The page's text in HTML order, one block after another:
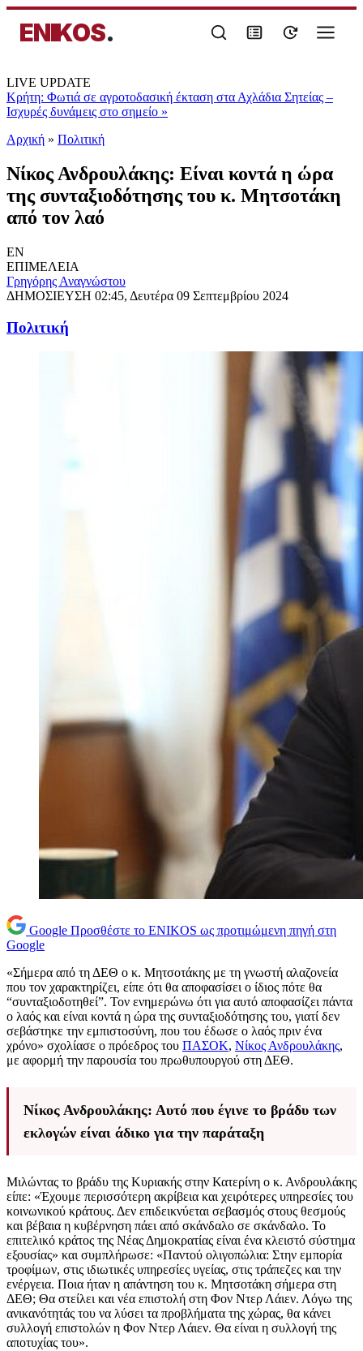
ENIKOS.
LIVE UPDATE
Κρήτη: Φωτιά σε αγροτοδασική έκταση στα Αχλάδια Σητείας –
Ισχυρές δυνάμεις στο σημείο »
Αρχική » Πολιτική
Νίκος Ανδρουλάκης: Είναι κοντά η ώρα
της συνταξιοδότησης του κ. Μητσοτάκη
από τον λαό
EN
ΕΠΙΜΕΛΕΙΑ
Γρηγόρης Αναγνώστου
ΔΗΜΟΣΙΕΥΣΗ 02:45, Δευτέρα 09 Σεπτεμβρίου 2024
Πολιτική
Google Προσθέστε το ENIKOS ως προτιμώμενη πηγή στη
Google
«Σήμερα από τη ΔΕΘ ο κ. Μητσοτάκης με τη γνωστή αλαζονεία
που τον χαρακτηρίζει, είπε ότι θα αποφασίσει ο ίδιος πότε θα
“συνταξιοδοτηθεί”. Τον ενημερώνω ότι για αυτό αποφασίζει πάντα
ο λαός και είναι κοντά η ώρα της συνταξιοδότησης του, γιατί δεν
σεβάστηκε την εμπιστοσύνη, που του έδωσε ο λαός πριν ένα
χρόνο» σχολίασε ο πρόεδρος του ΠΑΣΟΚ, Νίκος Ανδρουλάκης,
με αφορμή την παρουσία του πρωθυπουργού στη ΔΕΘ.
Νίκος Ανδρουλάκης: Αυτό που έγινε το βράδυ των
εκλογών είναι άδικο για την παράταξη
Μιλώντας το βράδυ της Κυριακής στην Κατερίνη ο κ. Ανδρουλάκης
είπε: «Έχουμε περισσότερη ακρίβεια και χειρότερες υπηρεσίες του
κοινωνικού κράτους. Δεν επιδεικνύεται σεβασμός στους θεσμούς
και βέβαια η κυβέρνηση πάει από σκάνδαλο σε σκάνδαλο. Το
επιτελικό κράτος της Νέας Δημοκρατίας είναι ένα κλειστό σύστημα
εξουσίας» και συμπλήρωσε: «Παντού ολιγοπώλια: Στην εμπορία
τροφίμων, στις ιδιωτικές υπηρεσίες υγείας, στις τράπεζες και την
ενέργεια. Ποια ήταν η απάντηση του κ. Μητσοτάκη σήμερα στη
ΔΕΘ; Θα στείλει και νέα επιστολή στη Φον Ντερ Λάιεν. Λόγω της
ανικανότητάς του να λύσει τα προβλήματα της χώρας, θα κάνει
συλλογή επιστολών η Φον Ντερ Λάιεν. Θα είναι η συλλογή της
αποτυχίας του».